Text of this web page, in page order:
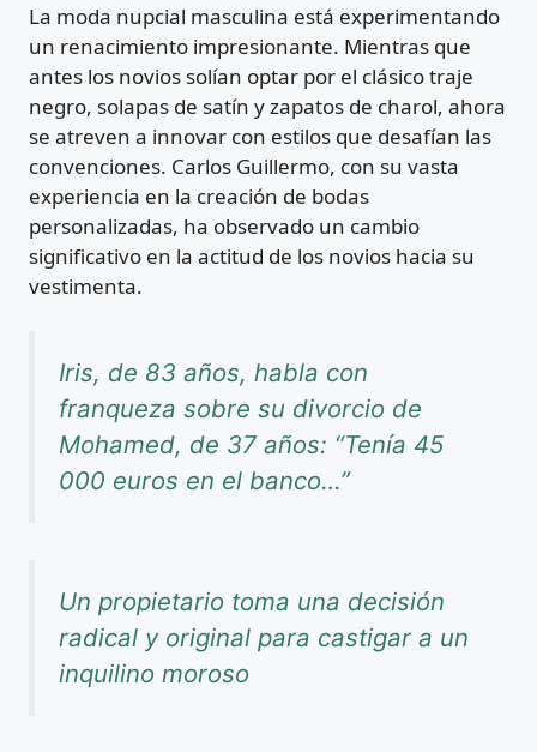
La moda nupcial masculina está experimentando
un renacimiento impresionante. Mientras que
antes los novios solían optar por el clásico traje
negro, solapas de satín y zapatos de charol, ahora
se atreven a innovar con estilos que desafían las
convenciones. Carlos Guillermo, con su vasta
experiencia en la creación de bodas
personalizadas, ha observado un cambio
significativo en la actitud de los novios hacia su
vestimenta.
Iris, de 83 años, habla con
franqueza sobre su divorcio de
Mohamed, de 37 años: “Tenía 45
000 euros en el banco…”
Un propietario toma una decisión
radical y original para castigar a un
inquilino moroso